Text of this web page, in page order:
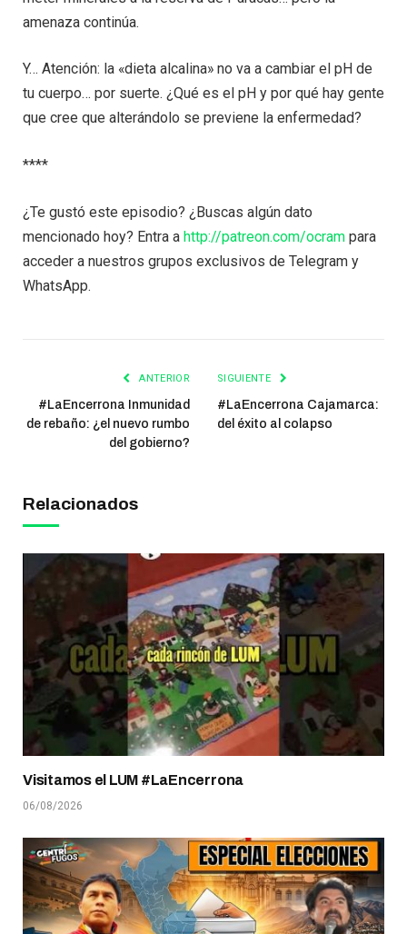
amenaza continúa.
Y… Atención: la «dieta alcalina» no va a cambiar el pH de
tu cuerpo… por suerte. ¿Qué es el pH y por qué hay gente
que cree que alterándolo se previene la enfermedad?
****
¿Te gustó este episodio? ¿Buscas algún dato
mencionado hoy? Entra a http://patreon.com/ocram para
acceder a nuestros grupos exclusivos de Telegram y
WhatsApp.
ANTERIOR
#LaEncerrona Inmunidad
de rebaño: ¿el nuevo rumbo
del gobierno?
SIGUIENTE
#LaEncerrona Cajamarca:
del éxito al colapso
Relacionados
Visitamos el LUM #LaEncerrona
06/08/2026